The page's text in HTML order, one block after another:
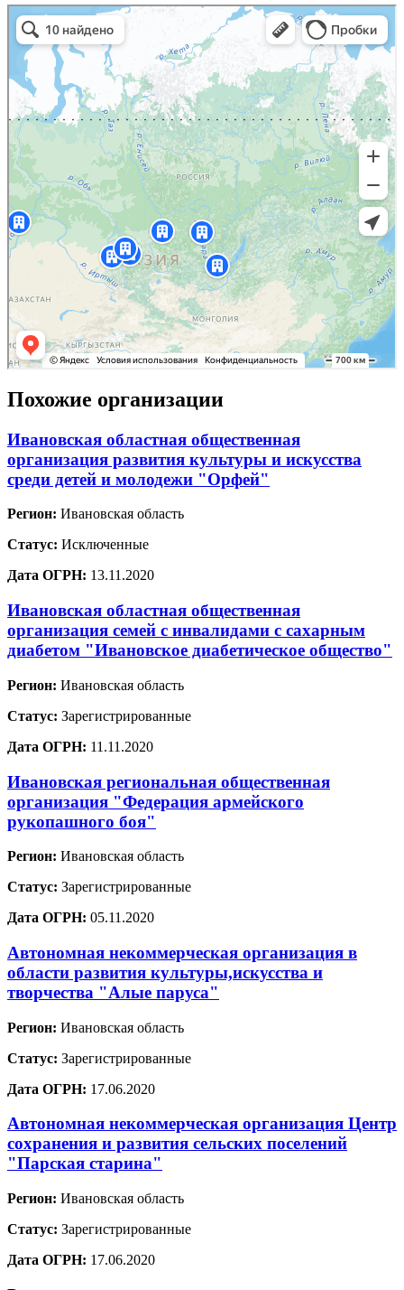
Похожие организации
Ивановская областная общественная
организация развития культуры и искусства
среди детей и молодежи "Орфей"
Регион: Ивановская область
Статус: Исключенные
Дата ОГРН: 13.11.2020
Ивановская областная общественная
организация семей с инвалидами с сахарным
диабетом "Ивановское диабетическое общество"
Регион: Ивановская область
Статус: Зарегистрированные
Дата ОГРН: 11.11.2020
Ивановская региональная общественная
организация "Федерация армейского
рукопашного боя"
Регион: Ивановская область
Статус: Зарегистрированные
Дата ОГРН: 05.11.2020
Автономная некоммерческая организация в
области развития культуры,искусства и
творчества "Алые паруса"
Регион: Ивановская область
Статус: Зарегистрированные
Дата ОГРН: 17.06.2020
Автономная некоммерческая организация Центр
сохранения и развития сельских поселений
"Парская старина"
Регион: Ивановская область
Статус: Зарегистрированные
Дата ОГРН: 17.06.2020